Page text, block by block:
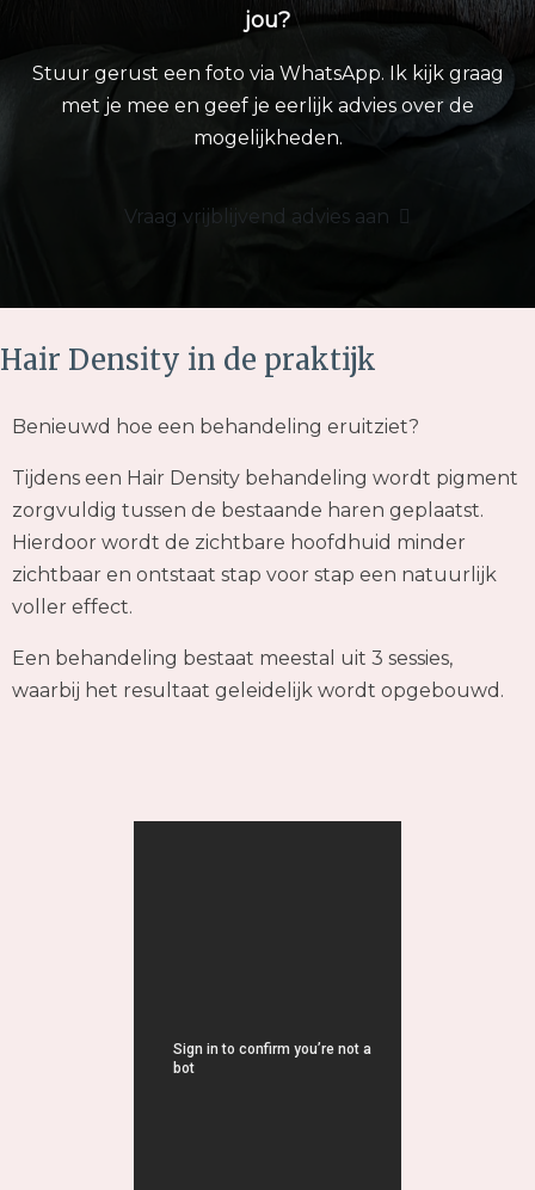
jou?
Stuur gerust een foto via WhatsApp. Ik kijk graag
met je mee en geef je eerlijk advies over de
mogelijkheden.
Vraag vrijblijvend advies aan
Hair Density in de praktijk
Benieuwd hoe een behandeling eruitziet?
Tijdens een Hair Density behandeling wordt pigment
zorgvuldig tussen de bestaande haren geplaatst.
Hierdoor wordt de zichtbare hoofdhuid minder
zichtbaar en ontstaat stap voor stap een natuurlijk
voller effect.
Een behandeling bestaat meestal uit 3 sessies,
waarbij het resultaat geleidelijk wordt opgebouwd.